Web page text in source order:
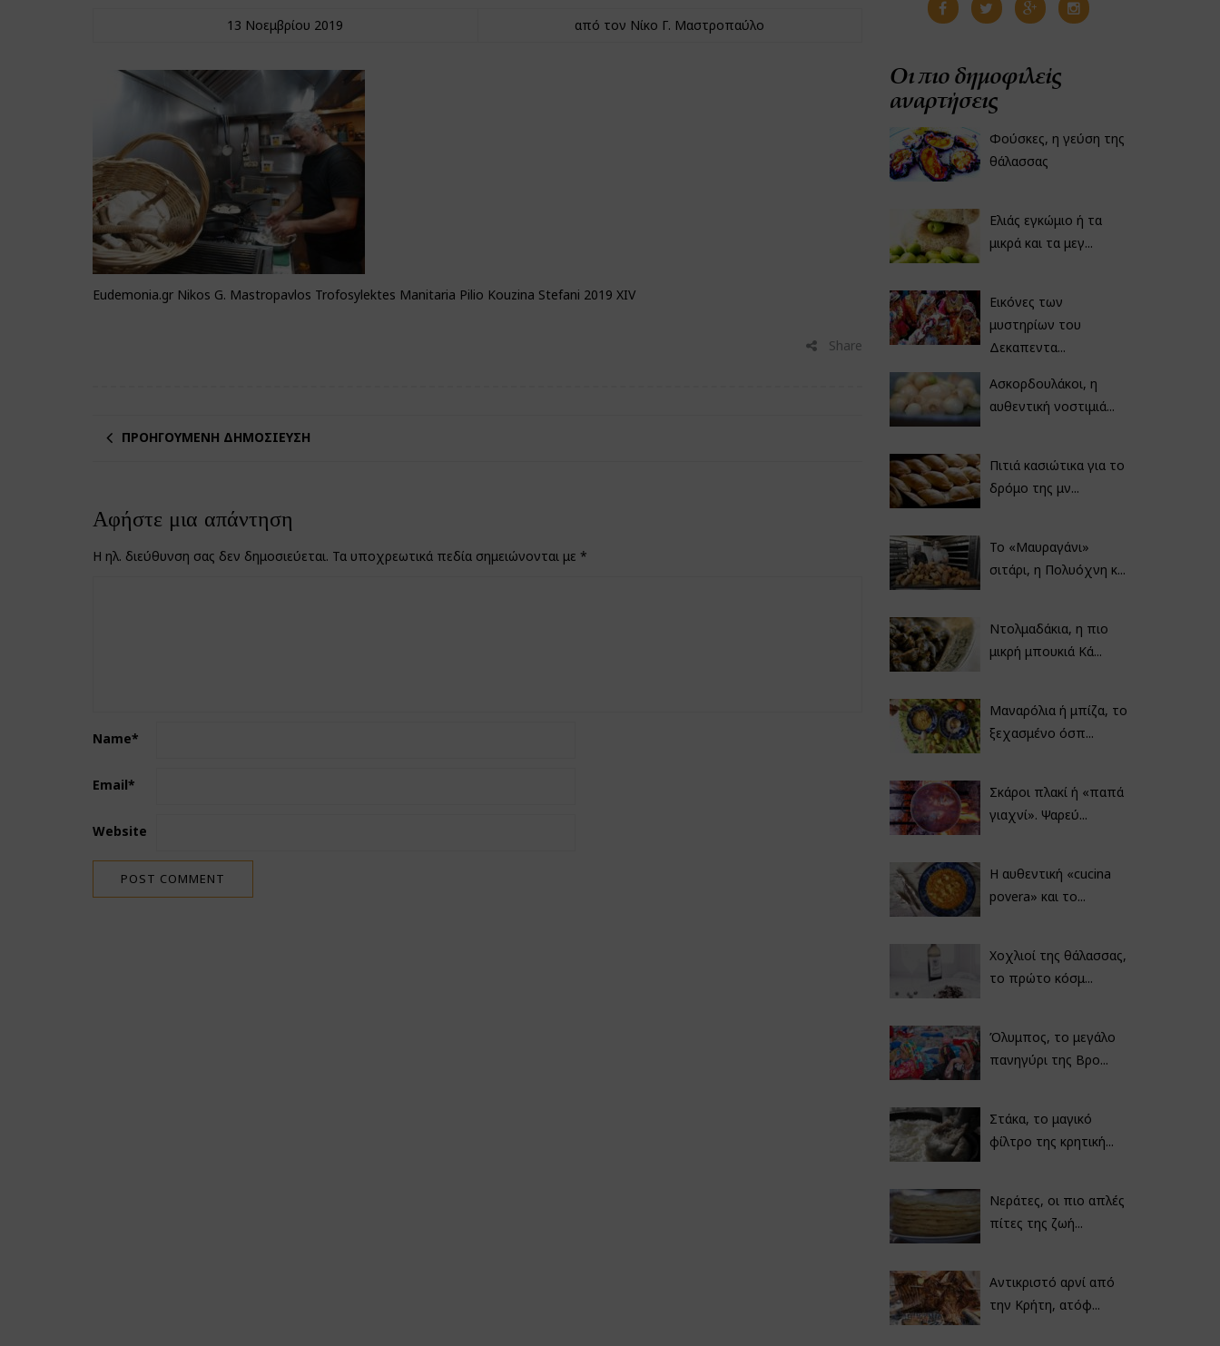
13 Νοεμβρίου 2019 από τον Νίκο Γ. Μαστροπαύλο
Eudemonia.gr Nikos G. Mastropavlos Trofosylektes Manitaria Pilio Kouzina Stefani 2019 XIV
Share
ΠΡΟΗΓΟΎΜΕΝΗ ΔΗΜΟΣΊΕΥΣΗ
Αφήστε μια απάντηση
Η ηλ. διεύθυνση σας δεν δημοσιεύεται. Τα υποχρεωτικά πεδία σημειώνονται με *
Name*
Email*
Website
Οι πιο δημοφιλείς
αναρτήσεις
Φούσκες, η γεύση της
θάλασσας
Ελιάς εγκώμιο ή τα
μικρά και τα μεγ...
Εικόνες των
μυστηρίων του
Δεκαπεντα...
Ασκορδουλάκοι, η
αυθεντική νοστιμιά...
Πιτιά κασιώτικα για το
δρόμο της μν...
Το «Μαυραγάνι»
σιτάρι, η Πολυόχνη κ...
Ντολμαδάκια, η πιο
μικρή μπουκιά Κά...
Μαναρόλια ή μπίζα, το
ξεχασμένο όσπ...
Σκάροι πλακί ή «παπά
γιαχνί». Ψαρεύ...
Η αυθεντική «cucina
povera» και το...
Χοχλιοί της θάλασσας,
το πρώτο κόσμ...
Όλυμπος, το μεγάλο
πανηγύρι της Βρο...
Στάκα, το μαγικό
φίλτρο της κρητική...
Νεράτες, οι πιο απλές
πίτες της ζωή...
Αντικριστό αρνί από
την Κρήτη, ατόφ...